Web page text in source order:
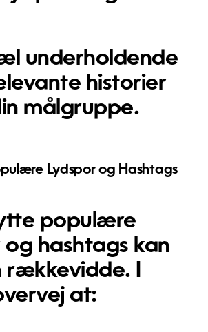
underholdende
historier
målgruppe.
Lydspor og Hashtags
populære
og hashtags kan
rækkevidde. I
at: